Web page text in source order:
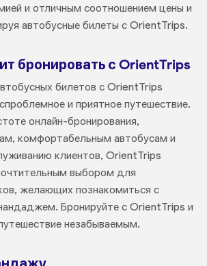
и отличным соотношением цены и
автобусные билеты с OrientTrips.
бронировать с OrientTrips
билетов с OrientTrips
и приятное путешествие.
онлайн-бронирования,
комфортабельным автобусам и
клиентов, OrientTrips
выбором для
желающих познакомиться с
Бронируйте с OrientTrips и
незабываемым.